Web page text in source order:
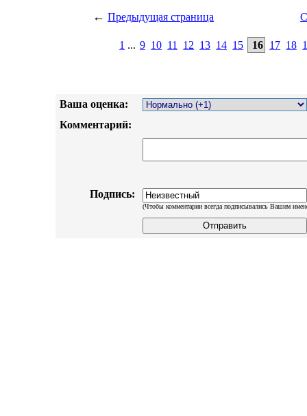
← Предыдущая страница
1 ... 9 10 11 12 13 14 15 16 17 18
Ваша оценка:
Комментарий:
Подпись:
(Чтобы комментарии всегда подписывались Вашим